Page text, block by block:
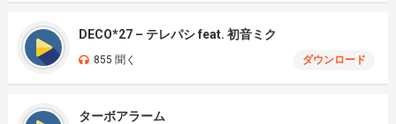
DECO*27 – テレパシ feat. 初音ミク
855 聞く ダウンロード
ターボアラーム